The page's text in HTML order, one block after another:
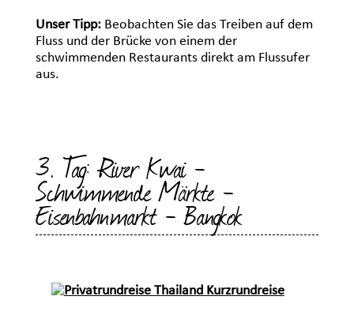
Unser Tipp:Beobachten Sie das Treiben auf dem
Fluss und der Brücke von einem der
schwimmenden Restaurants direkt am Flussufer
aus.
3. Tag: River Kwai -
Schwimmende Märkte -
Eisenbahnmarkt - Bangkok